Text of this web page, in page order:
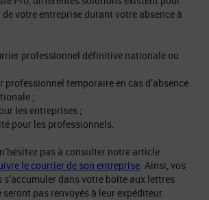
votre entreprise durant votre absence à
professionnel définitive nationale ou
professionnel temporaire en cas d’absence
;
les entreprises ;
pour les professionnels.
pas à consulter notre article
le courrier de son entreprise. Ainsi, vos
dans votre boîte aux lettres
seront pas renvoyés à leur expéditeur.